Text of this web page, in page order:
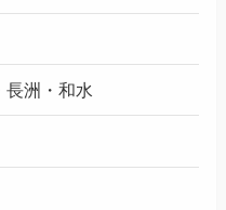
長洲・和水